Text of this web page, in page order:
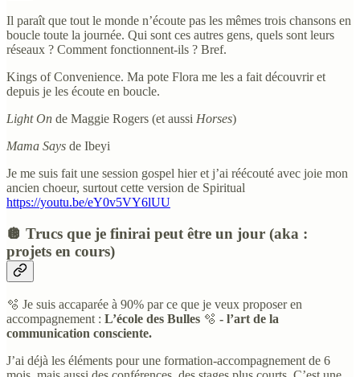
Il paraît que tout le monde n’écoute pas les mêmes trois chansons en
boucle toute la journée. Qui sont ces autres gens, quels sont leurs
réseaux ? Comment fonctionnent-ils ? Bref.
Kings of Convenience. Ma pote Flora me les a fait découvrir et
depuis je les écoute en boucle.
Light On de Maggie Rogers (et aussi Horses)
Mama Says de Ibeyi
Je me suis fait une session gospel hier et j’ai réécouté avec joie mon
ancien choeur, surtout cette version de Spiritual
https://youtu.be/eY0v5VY6lUU
🪩 Trucs que je finirai peut être un jour (aka :
projets en cours)
🫧 Je suis accaparée à 90% par ce que je veux proposer en
accompagnement : L’école des Bulles 🫧 - l’art de la
communication consciente.
J’ai déjà les éléments pour une formation-accompagnement de 6